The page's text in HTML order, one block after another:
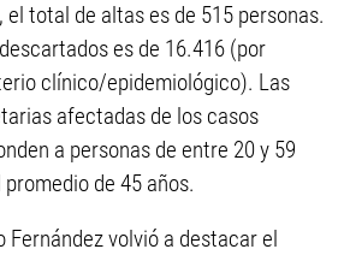
total de altas es de 515 personas.
es de 16.416 (por
clínico/epidemiológico). Las
afectadas de los casos
a personas de entre 20 y 59
de 45 años.
Fernández volvió a destacar el